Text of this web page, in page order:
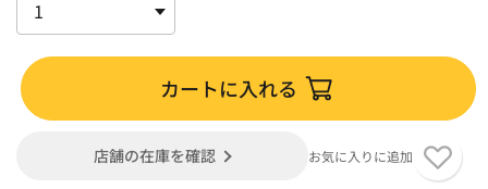
カートに入れる
店舗の在庫を確認 お気に入りに追加